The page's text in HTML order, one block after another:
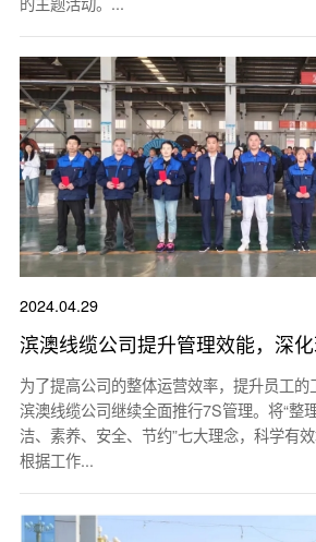
2024.04.29
滨澳线缆公司提升管理效能，深
为了提高公司的整体运营效率，提升员工的
滨澳线缆公司继续全面推行7S管理。将“整
洁、素养、安全、节约”七大理念，科学有
根据工作...